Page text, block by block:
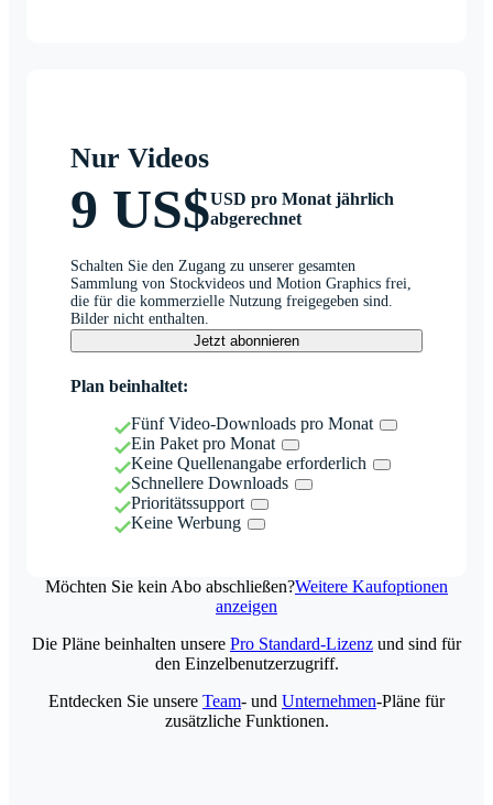
Nur Videos
9 US$USD pro Monat jährlich
abgerechnet
Schalten Sie den Zugang zu unserer gesamten
Sammlung von Stockvideos und Motion Graphics frei,
die für die kommerzielle Nutzung freigegeben sind.
Bilder nicht enthalten.
Jetzt abonnieren
Plan beinhaltet:
Fünf Video-Downloads pro Monat
Ein Paket pro Monat
Keine Quellenangabe erforderlich
Schnellere Downloads
Prioritätssupport
Keine Werbung
Möchten Sie kein Abo abschließen?Weitere Kaufoptionen
anzeigen
Die Pläne beinhalten unsere Pro Standard-Lizenz und sind für
den Einzelbenutzerzugriff.
Entdecken Sie unsere Team- und Unternehmen-Pläne für
zusätzliche Funktionen.